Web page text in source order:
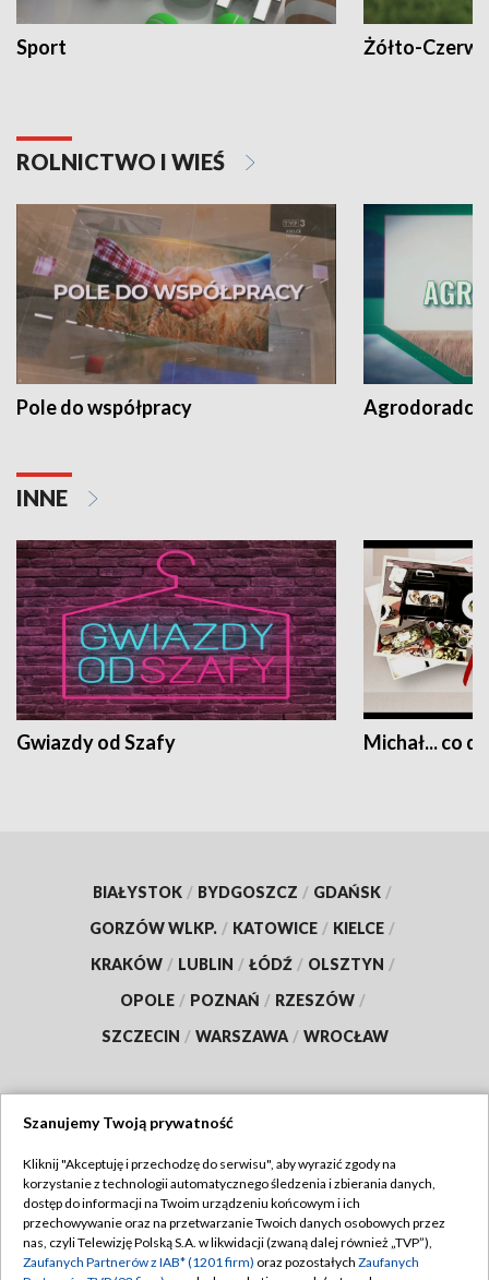
Sport Żółto-
ROLNICTWO I WIEŚ
Pole do współpracy Agrodoradcy
INNE
Gwiazdy od Szafy Michał... co
BIAŁYSTOK / BYDGOSZCZ / GDAŃSK /
GORZÓW WLKP. / KATOWICE / KIELCE /
KRAKÓW / LUBLIN / ŁÓDŹ / OLSZTYN /
OPOLE / POZNAŃ / RZESZÓW /
SZCZECIN / WARSZAWA / WROCŁAW
TVP
Abonament TVP
Emisja w TVP
Regulamin TVP
Polityka prywatności
Szanujemy Twoją prywatność
Kliknij "Akceptuję i przechodzę do serwisu", aby wyrazić zgody na
korzystanie z technologii automatycznego śledzenia i zbierania danych,
dostęp do informacji na Twoim urządzeniu końcowym i ich
przechowywanie oraz na przetwarzanie Twoich danych osobowych przez
nas, czyli Telewizję Polską S.A. w likwidacji (zwaną dalej również „TVP”),
Zaufanych Partnerów z IAB* (1201 firm) oraz pozostałych Zaufanych